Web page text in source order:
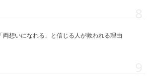
「両想いになれる」と信じる人が救われる理由